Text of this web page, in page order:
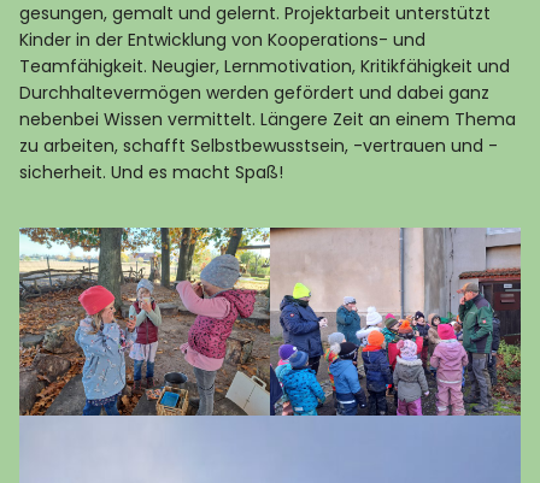
gesungen, gemalt und gelernt. Projektarbeit unterstützt
Kinder in der Entwicklung von Kooperations- und
Teamfähigkeit. Neugier, Lernmotivation, Kritikfähigkeit und
Durchhaltevermögen werden gefördert und dabei ganz
nebenbei Wissen vermittelt. Längere Zeit an einem Thema
zu arbeiten, schafft Selbstbewusstsein, -vertrauen und -
sicherheit. Und es macht Spaß!